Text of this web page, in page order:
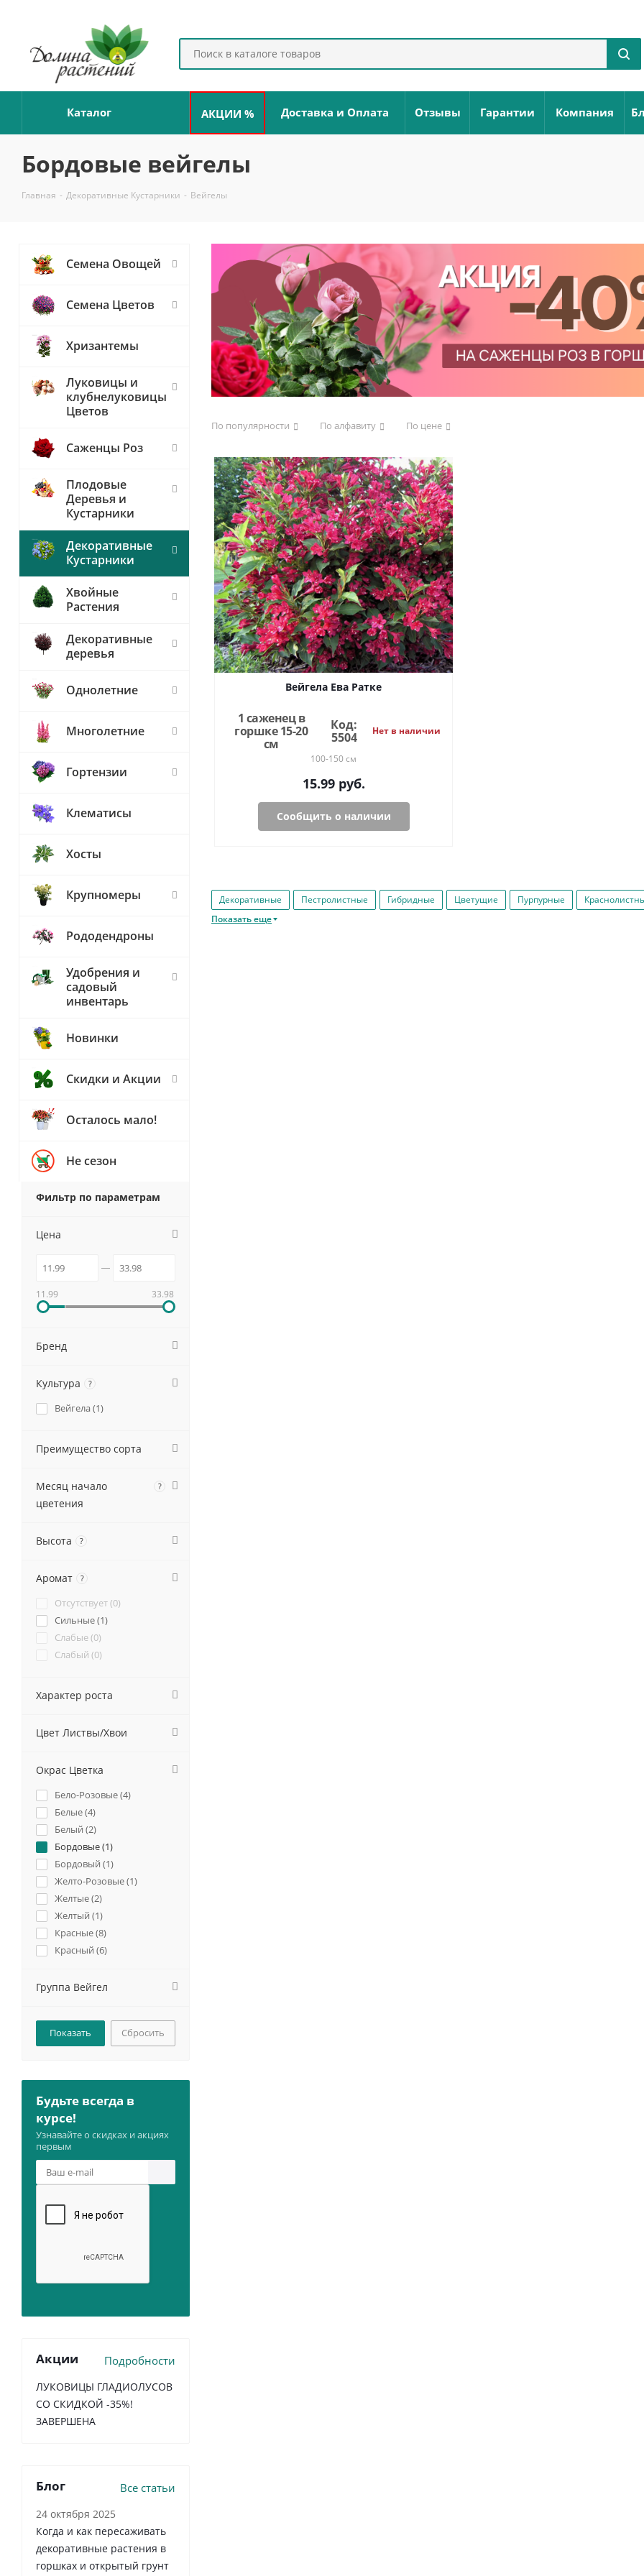
Каталог АКЦИИ % Доставка и Оплата Отзывы Гарантии Компания
Бордовые вейгелы
Главная - Декоративные Кустарники - Вейгелы
По популярности По алфавиту По цене
Вейгела Ева Ратке
1 саженец в
горшке 15-20
см
Код:
5504
Нет в наличии
100-150 см
15.99руб.
Сообщить о наличии
Декоративные Пестролистные Гибридные Цветущие Пурпурные
Показать еще
Семена Овощей
Семена Цветов
Хризантемы
Луковицы и
клубнелуковицы
Цветов
Саженцы Роз
Плодовые
Деревья и
Кустарники
Декоративные
Кустарники
Хвойные
Растения
Декоративные
деревья
Однолетние
Многолетние
Гортензии
Клематисы
Хосты
Крупномеры
Рододендроны
Удобрения и
садовый
инвентарь
Новинки
Скидки и Акции
Осталось мало!
Не сезон
Фильтр по параметрам
Цена
11.99 33.98
Бренд
Культура ?
Вейгела (1)
Преимущество сорта
Месяц начало
цветения
?
Высота ?
Аромат ?
Отсутствует (0)
Сильные (1)
Слабые (0)
Слабый (0)
Характер роста
Цвет Листвы/Хвои
Окрас Цветка
Бело-Розовые (4)
Белые (4)
Белый (2)
Бордовые (1)
Бордовый (1)
Желто-Розовые (1)
Желтые (2)
Желтый (1)
Красные (8)
Красный (6)
Малиновый (
Оранжевый (1)
Пурпурно-Лиловые (1)
Розовые (26)
Розовый (
Группа Вейгел
Сбросить
Будьте всегда в
курсе!
Узнавайте о скидках и акциях
первым
Акции Подробности
ЛУКОВИЦЫ ГЛАДИОЛУСОВ
СО СКИДКОЙ -35%!
ЗАВЕРШЕНА
Блог Все статьи
24 октября 2025
Когда и как пересаживать
декоративные растения в
горшках и открытый грунт